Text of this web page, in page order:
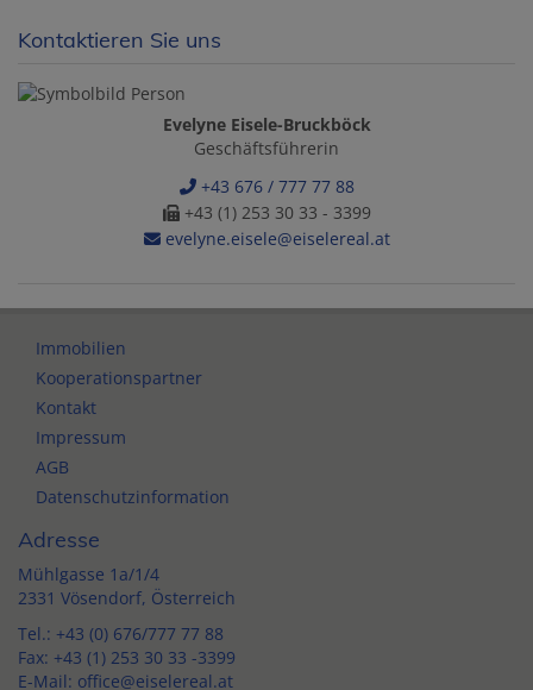
Kontaktieren Sie uns
Evelyne Eisele-Bruckböck
Geschäftsführerin
+43 676 / 777 77 88
+43 (1) 253 30 33 - 3399
evelyne.eisele@eiselereal.at
Immobilien
Kooperationspartner
Kontakt
Impressum
AGB
Datenschutzinformation
Adresse
Mühlgasse 1a/1/4
2331 Vösendorf, Österreich
Tel.: +43 (0) 676/777 77 88
Fax: +43 (1) 253 30 33 -3399
E-Mail: office@eiselereal.at